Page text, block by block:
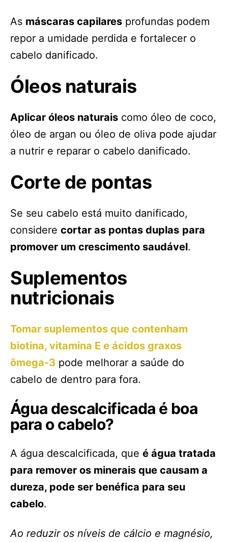
As máscaras capilares profundas podem
repor a umidade perdida e fortalecer o
cabelo danificado.
Óleos naturais
Aplicar óleos naturais como óleo de coco,
óleo de argan ou óleo de oliva pode ajudar
a nutrir e reparar o cabelo danificado.
Corte de pontas
Se seu cabelo está muito danificado,
considere cortar as pontas duplas para
promover um crescimento saudável.
Suplementos
nutricionais
Tomar suplementos que contenham
biotina, vitamina E e ácidos graxos
ômega-3 pode melhorar a saúde do
cabelo de dentro para fora.
Água descalcificada é boa
para o cabelo?
A água descalcificada, que é água tratada
para remover os minerais que causam a
dureza, pode ser benéfica para seu
cabelo.
Ao reduzir os níveis de cálcio e magnésio,